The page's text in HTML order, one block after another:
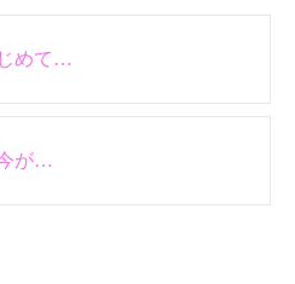
めて…
が…